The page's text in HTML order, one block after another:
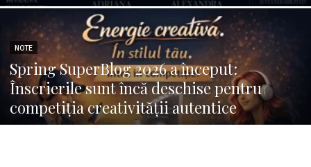
NOTE
Spring SuperBlog 2026 a început:
Înscrierile sunt încă deschise pentru
competiția creativității autentice